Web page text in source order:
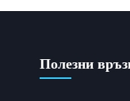
Полезни